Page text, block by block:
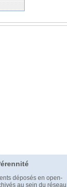
déposés en open-
au sein du réseau